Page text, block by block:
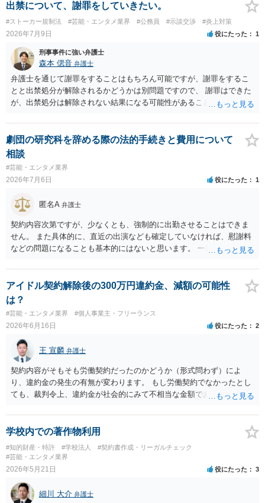
であれば）書面で退所意思の明確化はしておくべきだと考えます。
出禁について、謝罪をしていきたい。
#ストーカー規制法 #芸能・エンタメ業界 #公務員 #示談交渉 #炎上対策
2026年7月9日 役にたった 1
刑事事件に強い弁護士
森本 偲音 弁護士
弁護士を通じて謝罪をすることはもちろん可能ですが、謝罪をするこ
とと出禁処分が解除されるかどうかは別問題ですので、 謝罪はできた
が、出禁処分は解除されない結果になる可能性があることを踏まえた
劇団の研究科を辞める際の法的手続きと費用について
相談
#芸能・エンタメ業界
2026年7月6日 役にたった 1
匿名A 弁護士
契約内容次第ですが、少なくとも、強制的に出勤させることはできま
せん。 また具体的に、直近の出演なども確定していなければ、慰謝料
などの問題になることも基本的にはないと思います。 一応はメールを
るなら、郵便でも送っておけばよいでしょう。
アイドル契約解除後の300万円違約金、減額の可能性
は？
#芸能・エンタメ業界 #個人事業主・フリーランス
2026年6月16日 役にたった 2
王 宣麟 弁護士
契約内容がそもそも労働契約だったのかどうか（形式問わず）によ
り、違約金の発生の有無が変わります。 もし労働契約でなかったとし
ても、裁判令上、違約金が社会的にみて不相当な金額である場合は無
の支払いの承諾は、無効となるものについての追認とみなされる可能
性もあるので、どういった書面を出したのか等中身を確認しなければ
学校内での著作物利用
#知的財産・特許 #学校法人
#契約書作成・リーガルチェック
#芸能・エンタメ業界
2026年5月21日 役にたった 3
細川 大介 弁護士